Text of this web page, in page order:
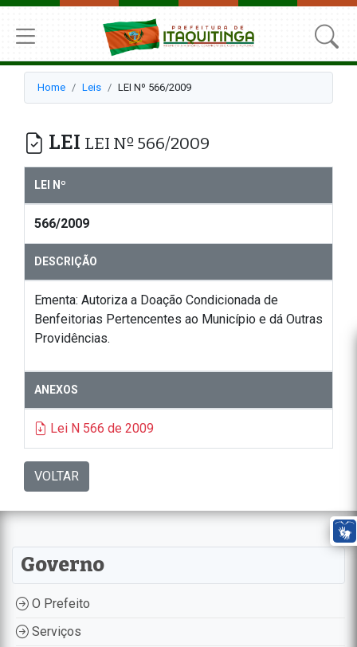
Home Leis LEI Nº 566/2009
LEI LEI Nº 566/2009
LEI Nº
566/2009
DESCRIÇÃO
Ementa: Autoriza a Doação Condicionada de
Benfeitorias Pertencentes ao Município e dá Outras
Providências.
ANEXOS
Lei N 566 de 2009
VOLTAR
Governo
O Prefeito
Serviços